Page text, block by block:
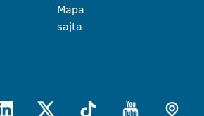
Mapa
sajta